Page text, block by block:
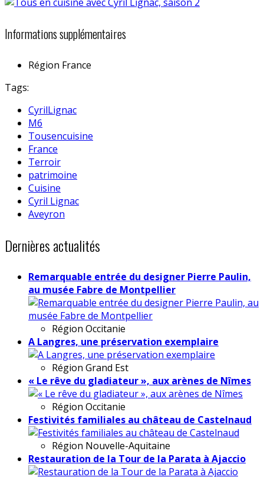
Informations supplémentaires
Région France
Tags:
CyrilLignac
M6
Tousencuisine
France
Terroir
patrimoine
Cuisine
Cyril Lignac
Aveyron
Dernières actualités
Remarquable entrée du designer Pierre Paulin,
au musée Fabre de Montpellier
Région Occitanie
A Langres, une préservation exemplaire
Région Grand Est
« Le rêve du gladiateur », aux arènes de Nîmes
Région Occitanie
Festivités familiales au château de Castelnaud
Région Nouvelle-Aquitaine
Restauration de la Tour de la Parata à Ajaccio